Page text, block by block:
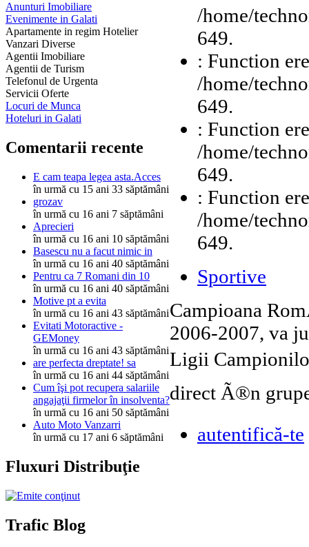
Anunturi Imobiliare
Evenimente in Galati
Apartamente in regim Hotelier
Vanzari Diverse
Agentii Imobiliare
Agentii de Turism
Telefonul de Urgenta
Servicii Oferte
Locuri de Munca
Hoteluri in Galati
Comentarii recente
E cam teapa legea asta.Acces
în urmă cu 15 ani 33 săptămâni
grozav
în urmă cu 16 ani 7 săptămâni
Aprecieri
în urmă cu 16 ani 10 săptămâni
Basescu nu a facut nimic in
în urmă cu 16 ani 40 săptămâni
Pentru ca 7 Romani din 10
în urmă cu 16 ani 40 săptămâni
Motive pt a evita
în urmă cu 16 ani 43 săptămâni
Evitati Motoractive -
GEMoney
în urmă cu 16 ani 43 săptămâni
are perfecta dreptate! sa
în urmă cu 16 ani 44 săptămâni
Cum îşi pot recupera salariile
angajaţii firmelor în insolventa?
în urmă cu 16 ani 50 săptămâni
Auto Moto Vanzarri
în urmă cu 17 ani 6 săptămâni
Fluxuri Distribuţie
Trafic Blog
/home/
649.
: Function
/home/
649.
: Function
/home/
649.
: Function
/home/
649.
Sportive
Campioana
2006-2007, va
Ligii
direct Ã®n
autentifică-te